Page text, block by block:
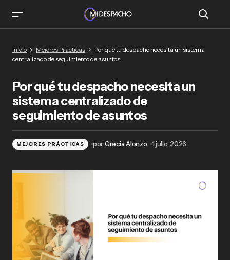
centralizado de seguimiento de asuntos
Inicio Mejores Prácticas
Por qué tu despacho necesita un sistema
centralizado de seguimiento de asuntos
Por qué tu despacho necesita un
sistema centralizado de
seguimiento de asuntos
MEJORES PRÁCTICAS porGrecia Alonzo 1 julio, 2026